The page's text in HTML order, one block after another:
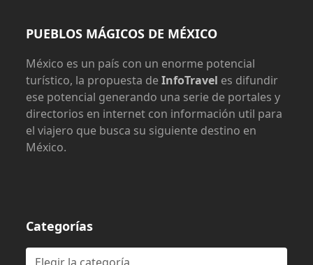
PUEBLOS MÁGICOS DE MÉXICO
México es un país con un enorme potencial
turístico, la propuesta deInfoTravel es difundir
ese potencial generando una serie de portales y
directorios en internet con información util para
el viajero que busca su siguiente destino en
México.
Categorías
Categorías